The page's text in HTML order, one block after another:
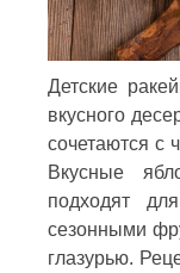
Детские
вкусного
сочетаются с
Вкусные
подходят
сезонными
глазурью.